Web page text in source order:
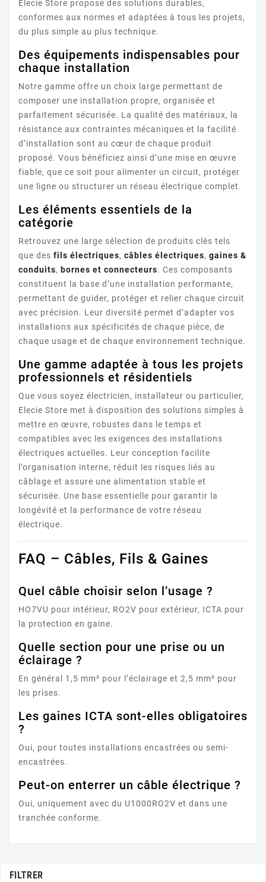
Elecie Store propose des solutions durables,
conformes aux normes et adaptées à tous les projets,
du plus simple au plus technique.
Des équipements indispensables pour
chaque installation
Notre gamme offre un choix large permettant de
composer une installation propre, organisée et
parfaitement sécurisée. La qualité des matériaux, la
résistance aux contraintes mécaniques et la facilité
d’installation sont au cœur de chaque produit
proposé. Vous bénéficiez ainsi d’une mise en œuvre
fiable, que ce soit pour alimenter un circuit, protéger
une ligne ou structurer un réseau électrique complet.
Les éléments essentiels de la
catégorie
Retrouvez une large sélection de produits clés tels
que des fils électriques, câbles électriques, gaines &
conduits, bornes et connecteurs. Ces composants
constituent la base d’une installation performante,
permettant de guider, protéger et relier chaque circuit
avec précision. Leur diversité permet d’adapter vos
installations aux spécificités de chaque pièce, de
chaque usage et de chaque environnement technique.
Une gamme adaptée à tous les projets
professionnels et résidentiels
Que vous soyez électricien, installateur ou particulier,
Elecie Store met à disposition des solutions simples à
mettre en œuvre, robustes dans le temps et
compatibles avec les exigences des installations
électriques actuelles. Leur conception facilite
l’organisation interne, réduit les risques liés au
câblage et assure une alimentation stable et
sécurisée. Une base essentielle pour garantir la
longévité et la performance de votre réseau
électrique.
FAQ – Câbles, Fils & Gaines
Quel câble choisir selon l’usage ?
HO7VU pour intérieur, RO2V pour extérieur, ICTA pour
la protection en gaine.
Quelle section pour une prise ou un
éclairage ?
En général 1,5 mm² pour l’éclairage et 2,5 mm² pour
les prises.
Les gaines ICTA sont-elles obligatoires
?
Oui, pour toutes installations encastrées ou semi-
encastrées.
Peut-on enterrer un câble électrique ?
Oui, uniquement avec du U1000RO2V et dans une
tranchée conforme.
FILTRER